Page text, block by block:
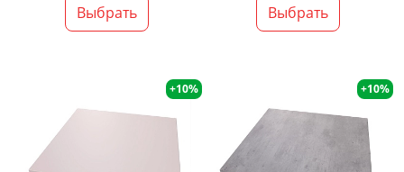
Выбрать Выбрать
+10% +10%